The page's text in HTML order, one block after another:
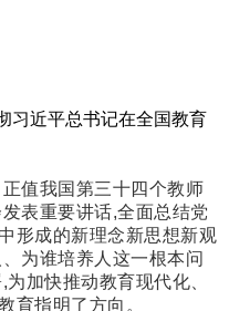
习近平总书记在全国教育
值我国第三十四个教师
表重要讲话,全面总结党
形成的新理念新思想新观
为谁培养人这一根本问
加快推动教育现代化、
育指明了方向。